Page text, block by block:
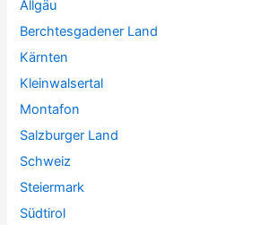
Allgäu
Berchtesgadener Land
Kärnten
Kleinwalsertal
Montafon
Salzburger Land
Schweiz
Steiermark
Südtirol